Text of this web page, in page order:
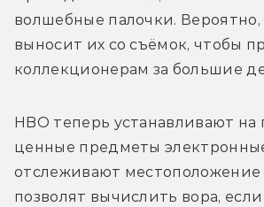
волшебные палочки. Вероятно,
выносит их со съёмок, чтобы
HBO теперь устанавливают на
ценные предметы
отслеживают
позволят вычислить вора,